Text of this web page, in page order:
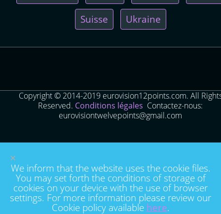
Suisse Ukraine
Copyright © 2014-2019 eurovision12points.com. All
Reserved. Conditions légales Contactez-nous:
eurovisiontwelvepoints@gmail.com
×
We inform that the website uses the cookie files.
You may set forth the conditions of storage of
cookies on your device with the use of browser
settings. For more information please review our
Cookie policy available here.